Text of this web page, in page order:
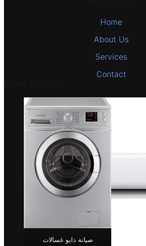
Home
About Us
Services
Contact
صيانة دايو غسالات